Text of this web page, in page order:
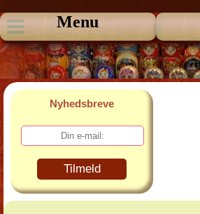
Menu
Nyhedsbreve
Tilmeld